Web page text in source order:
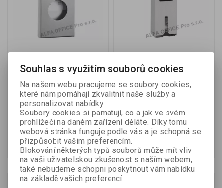
Zásobník na hygienické
sáčky - Merida STELLA /
mat nerez
Katalogové číslo:750010
848,98 Kč (bez DPH:)
1 009 Kč
Koupit
Zásobník na hygienické
vložky a tampony STELLA
- nerez
Výrobce:Merida
2 190,04 Kč (bez DPH:)
2 742 Kč
Koupit
Akce
Sleva
Akce
Souhlas s využitím souborů cookies
Na našem webu pracujeme se soubory cookies,
které nám pomáhají zkvalitnit naše služby a
personalizovat nabídky.
Soubory cookies si pamatují, co a jak ve svém
prohlížeči na daném zařízení děláte. Díky tomu
webová stránka funguje podle vás a je schopná se
přizpůsobit vašim preferencím.
Blokování některých typů souborů může mít vliv
na vaši uživatelskou zkušenost s naším webem,
také nebudeme schopni poskytnout vám nabídku
na základě vašich preferencí.